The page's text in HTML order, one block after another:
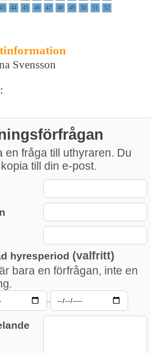
44 45 46 47 48 49 50 51
52
Svensson
en fråga till uthyraren. Du
till din e-post.
hyresperiod (valfritt)
bara en förfrågan, inte en
–